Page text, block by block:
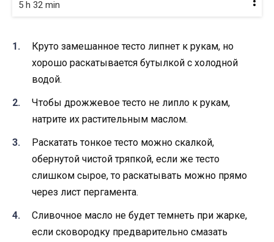
5 h 32 min
Круто замешанное тесто липнет к рукам, но
хорошо раскатывается бутылкой с холодной
водой.
Чтобы дрожжевое тесто не липло к рукам,
натрите их растительным маслом.
Раскатать тонкое тесто можно скалкой,
обернутой чистой тряпкой, если же тесто
слишком сырое, то раскатывать можно прямо
через лист пергамента.
Сливочное масло не будет темнеть при жарке,
если сковородку предварительно смазать